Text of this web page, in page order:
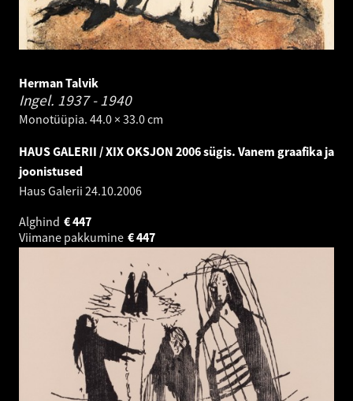
Herman Talvik
Ingel. 1937 - 1940
Monotüüpia. 44.0 × 33.0 cm
HAUS GALERII / XIX OKSJON 2006 sügis. Vanem graafika ja
joonistused
Haus Galerii 24.10.2006
Alghind
447
€
Viimane pakkumine
447
€